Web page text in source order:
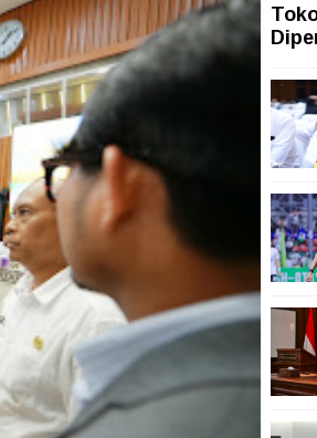
dengan Memperkuat
Manufaktur Nasional
Literasi
Bank Central